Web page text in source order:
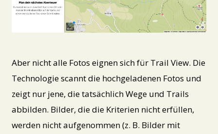
Aber nicht alle Fotos eignen sich für Trail View. Die
Technologie scannt die hochgeladenen Fotos und
zeigt nur jene, die tatsächlich Wege und Trails
abbilden. Bilder, die die Kriterien nicht erfüllen,
werden nicht aufgenommen (z. B. Bilder mit